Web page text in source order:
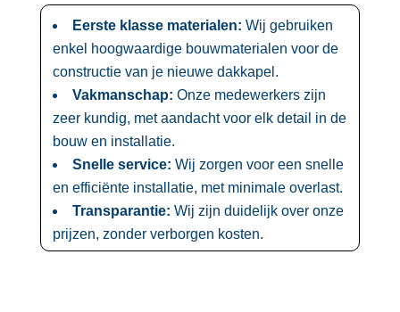
Eerste klasse materialen: Wij gebruiken
enkel hoogwaardige bouwmaterialen voor de
constructie van je nieuwe dakkapel.​
Vakmanschap: Onze medewerkers zijn
zeer kundig, met aandacht voor elk detail in de
bouw en installatie.​
Snelle service: Wij zorgen voor een snelle
en efficiënte installatie, met minimale overlast.​
Transparantie: Wij zijn duidelijk over onze
prijzen, zonder verborgen kosten.​